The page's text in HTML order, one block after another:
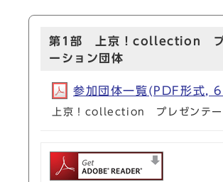
第1部 上京！collection プ
ーション団体
参加団体一覧(PDF形式,
上京！collection プレゼンテー